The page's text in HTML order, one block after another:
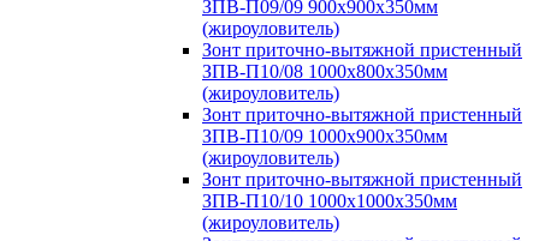
ЗПВ-П09/09 900х900х350мм
(жироуловитель)
Зонт приточно-вытяжной пристенный
ЗПВ-П10/08 1000х800х350мм
(жироуловитель)
Зонт приточно-вытяжной пристенный
ЗПВ-П10/09 1000х900х350мм
(жироуловитель)
Зонт приточно-вытяжной пристенный
ЗПВ-П10/10 1000х1000х350мм
(жироуловитель)